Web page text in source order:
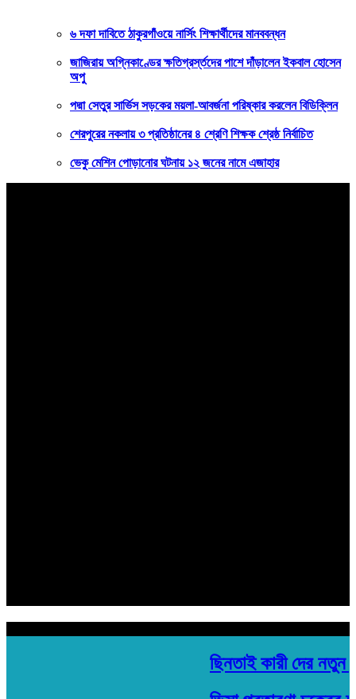
৬ দফা দাবিতে ঠাকুরগাঁওয়ে নার্সিং শিক্ষার্থীদের মানববন্ধন
জাজিরায় অগ্নিকাণ্ডের ক্ষতিগ্রর্স্তদের পাশে দাঁড়ালেন ইকবাল হোসেন
অপু
পদ্মা সেতুর সার্ভিস সড়কের ময়লা-আবর্জনা পরিষ্কার করলেন বিডিক্লিন
শেরপুরের নকলায় ৩ প্রতিষ্ঠানের ৪ শ্রেণি শিক্ষক শ্রেষ্ঠ নির্বাচিত
ভেকু মেশিন পোড়ানোর ঘটনায় ১২ জনের নামে এজাহার
ছিনতাই কারী দের নতুন